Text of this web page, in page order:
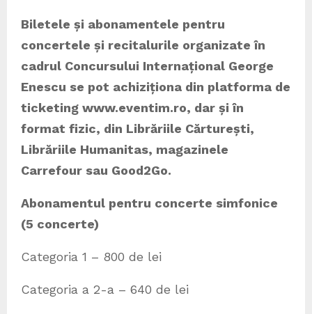
Biletele și abonamentele pentru
concertele și recitalurile organizate în
cadrul Concursului Internațional George
Enescu se pot achiziționa din platforma de
ticketing www.eventim.ro, dar și în
format fizic, din Librăriile Cărturești,
Librăriile Humanitas, magazinele
Carrefour sau Good2Go.
Abonamentul pentru concerte simfonice
(5 concerte)
Categoria 1 – 800 de lei
Categoria a 2-a – 640 de lei